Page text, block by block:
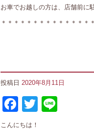
お車でお越しの方は、店舗前に
＊＊＊＊＊＊＊＊＊＊＊＊＊＊
投稿日 2020年8月11日
Facebook
Twitter
こんにちは！